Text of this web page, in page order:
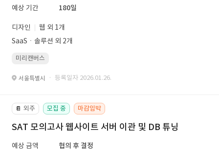
예상 기간
180일
디자인
웹 외 1개
SaaSㆍ솔루션 외 2개
미리캔버스
서울특별시 · 등록일자 2026.01.26.
📔 외주 모집 중 마감임박
SAT 모의고사 웹사이트 서버 이관 및 DB 튜닝
예상 금액
협의 후 결정